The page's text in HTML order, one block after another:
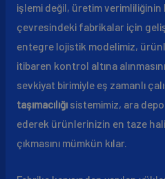
işlemi değil, üretim verimliliğinin
çevresindeki fabrikalar için
entegre lojistik modelimiz,
itibaren kontrol altına
sevkiyat birimiyle eş zamanlı
taşımacılığısistemimiz, ara
ederek ürünlerinizin en taze
çıkmasını mümkün kılar.